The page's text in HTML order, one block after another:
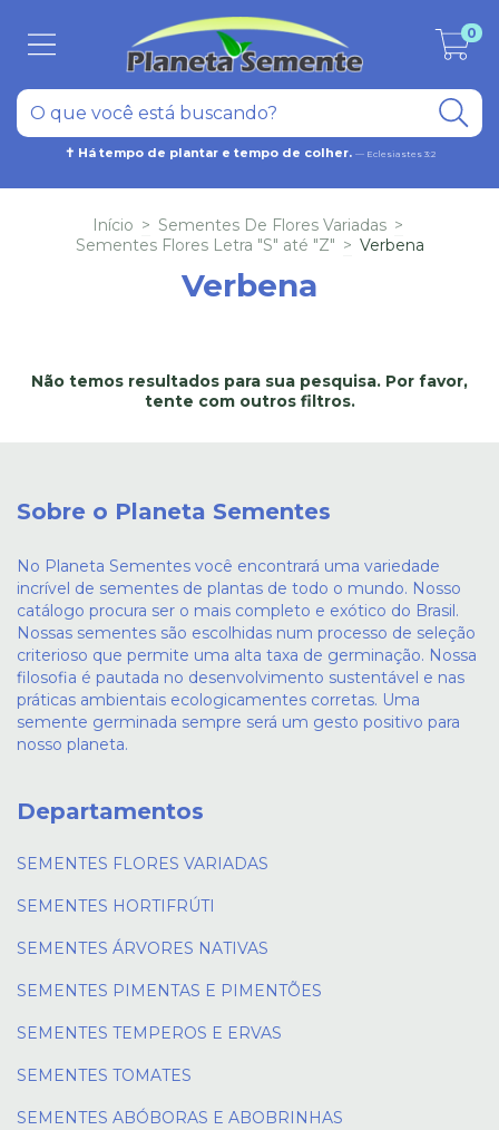
✝ Há tempo de plantar e tempo de colher. — Eclesiastes 3:2
0
Início > Sementes De Flores Variadas >
Sementes Flores Letra "S" até "Z" > Verbena
Verbena
Não temos resultados para sua pesquisa. Por favor,
tente com outros filtros.
Sobre o Planeta Sementes
No Planeta Sementes você encontrará uma variedade
incrível de sementes de plantas de todo o mundo. Nosso
catálogo procura ser o mais completo e exótico do Brasil.
Nossas sementes são escolhidas num processo de seleção
criterioso que permite uma alta taxa de germinação. Nossa
filosofia é pautada no desenvolvimento sustentável e nas
práticas ambientais ecologicamentes corretas. Uma
semente germinada sempre será um gesto positivo para
nosso planeta.
Departamentos
SEMENTES FLORES VARIADAS
SEMENTES HORTIFRÚTI
SEMENTES ÁRVORES NATIVAS
SEMENTES PIMENTAS E PIMENTÕES
SEMENTES TEMPEROS E ERVAS
SEMENTES TOMATES
SEMENTES ABÓBORAS E ABOBRINHAS